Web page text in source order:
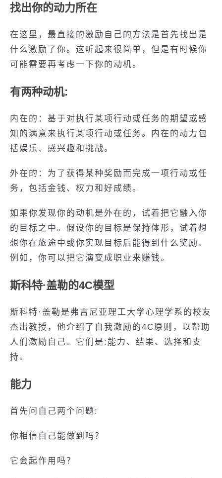
找出你的动力所在
在这里，最直接的激励自己的方法是首先找出是
什么激励了你。这听起来很简单，但是有时候你
可能需要再考虑一下你的动机。
有两种动机:
内在的：基于对执行某项行动或任务的期望或感
知的满意来执行某项行动或任务。内在的动力包
括娱乐、感兴趣和挑战。
外在的：为了获得某种奖励而完成一项行动或任
务，包括金钱、权力和好成绩。
如果你发现你的动机是外在的，试着把它融入你
的目标之中。假设你的目标是保持体形，试着想
想你在旅途中或你实现目标后能得到什么奖励。
例如，你可以把它演变成职业来赚钱。
斯科特·盖勒的4C模型
斯科特·盖勒是弗吉尼亚理工大学心理学系的校友
杰出教授，他介绍了自我激励的4C原则，以帮助
人们激励自己。它们是:能力、结果、选择和支
持。
能力
首先问自己两个问题:
你相信自己能做到吗？
它会起作用吗？